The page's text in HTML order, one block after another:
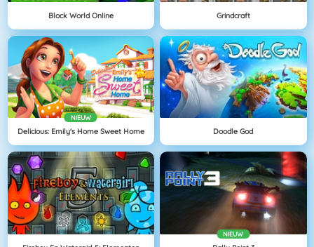
Block World Online Grindcraft
NIEUW
Delicious: Emily's Home Sweet Home Doodle God
NIEUW